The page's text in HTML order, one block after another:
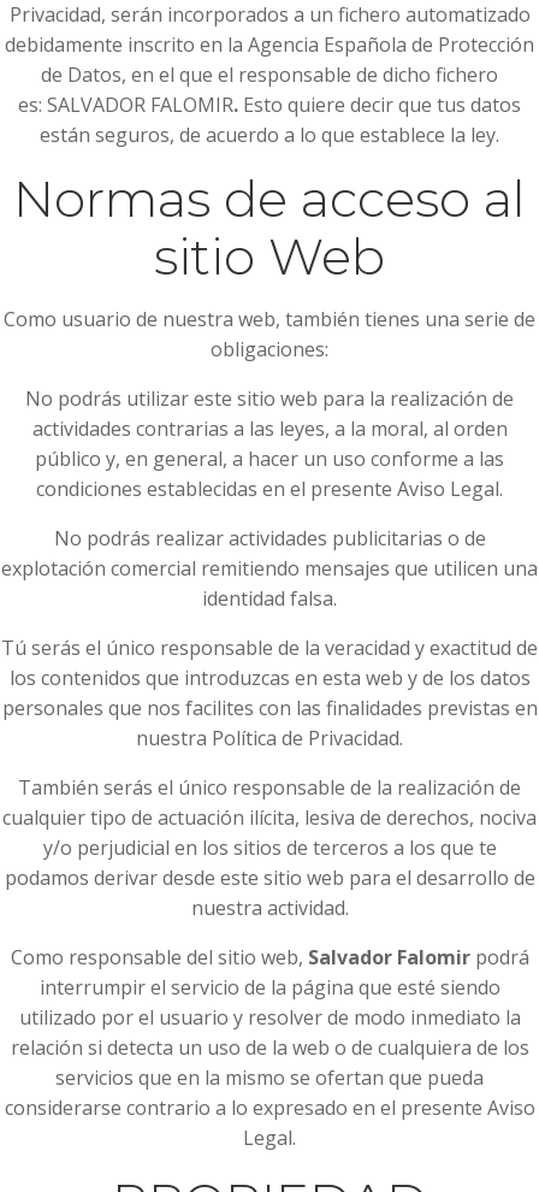
Privacidad, serán incorporados a un fichero automatizado
debidamente inscrito en la Agencia Española de Protección
de Datos, en el que el responsable de dicho fichero
es: SALVADOR FALOMIR. Esto quiere decir que tus datos
están seguros, de acuerdo a lo que establece la ley.
Normas de acceso al
sitio Web
Como usuario de nuestra web, también tienes una serie de
obligaciones:
No podrás utilizar este sitio web para la realización de
actividades contrarias a las leyes, a la moral, al orden
público y, en general, a hacer un uso conforme a las
condiciones establecidas en el presente Aviso Legal.
No podrás realizar actividades publicitarias o de
explotación comercial remitiendo mensajes que utilicen una
identidad falsa.
Tú serás el único responsable de la veracidad y exactitud de
los contenidos que introduzcas en esta web y de los datos
personales que nos facilites con las finalidades previstas en
nuestra Política de Privacidad.
También serás el único responsable de la realización de
cualquier tipo de actuación ilícita, lesiva de derechos, nociva
y/o perjudicial en los sitios de terceros a los que te
podamos derivar desde este sitio web para el desarrollo de
nuestra actividad.
Como responsable del sitio web, Salvador Falomirpodrá
interrumpir el servicio de la página que esté siendo
utilizado por el usuario y resolver de modo inmediato la
relación si detecta un uso de la web o de cualquiera de los
servicios que en la mismo se ofertan que pueda
considerarse contrario a lo expresado en el presente Aviso
Legal.